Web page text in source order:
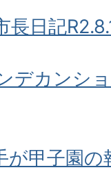
長日記
デカンシ
が甲子園